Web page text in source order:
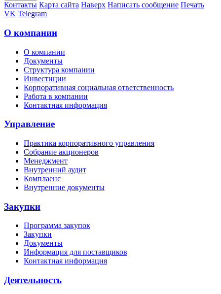
Контакты Карта сайта Наверх Написать сообщение Печать
VK Telegram
О компании
О компании
Документы
Структура компании
Инвестиции
Корпоративная социальная ответственность
Работа в компании
Контактная информация
Управление
Практика корпоративного управления
Собрание акционеров
Менеджмент
Внутренний аудит
Комплаенс
Внутренние документы
Закупки
Программа закупок
Закупки
Документы
Информация для поставщиков
Контактная информация
Деятельность